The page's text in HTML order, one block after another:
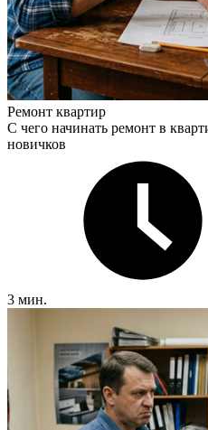
Ремонт квартир
С чего начинать ремонт в
новичков
3 мин.